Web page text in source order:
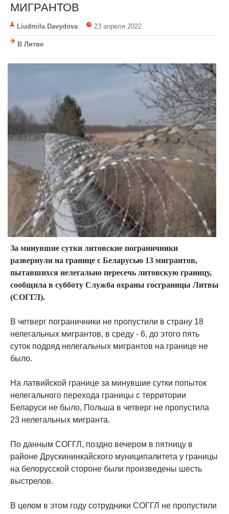
МИГРАНТОВ
Liudmila Davydova 23 апреля 2022
В Литве
За минувшие сутки литовские пограничники
развернули на границе с Беларусью 13 мигрантов,
пытавшихся нелегально пересечь литовскую границу,
сообщила в субботу Служба охраны госграницы Литвы
(СОГГЛ).
В четверг пограничники не пропустили в страну 18
нелегальных мигрантов, в среду - 6, до этого пять
суток подряд нелегальных мигрантов на границе не
было.
На латвийской границе за минувшие сутки попыток
нелегального перехода границы с территории
Беларуси не было, Польша в четверг не пропустила
23 нелегальных мигранта.
По данным СОГГЛ, поздно вечером в пятницу в
районе Друскининкайского муниципалитета у границы
на белорусской стороне были произведены шесть
выстрелов.
В целом в этом году сотрудники СОГГЛ не пропустили